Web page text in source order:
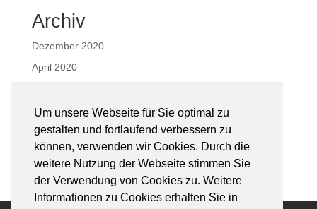
Um unsere Webseite für Sie optimal zu
gestalten und fortlaufend verbessern zu
können, verwenden wir Cookies. Durch die
weitere Nutzung der Webseite stimmen Sie
der Verwendung von Cookies zu. Weitere
Informationen zu Cookies erhalten Sie in
Archiv
Dezember 2020
April 2020
Kategorien
Uncategorized